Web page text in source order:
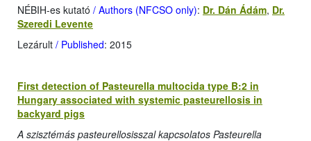
NÉBIH-es kutató / Authors (NFCSO only): Dr. Dán Ádám, Dr.
Szeredi Levente
Lezárult / Published: 2015
First detection of Pasteurella multocida type B:2 in
Hungary associated with systemic pasteurellosis in
backyard pigs
A szisztémás pasteurellosisszal kapcsolatos Pasteurella